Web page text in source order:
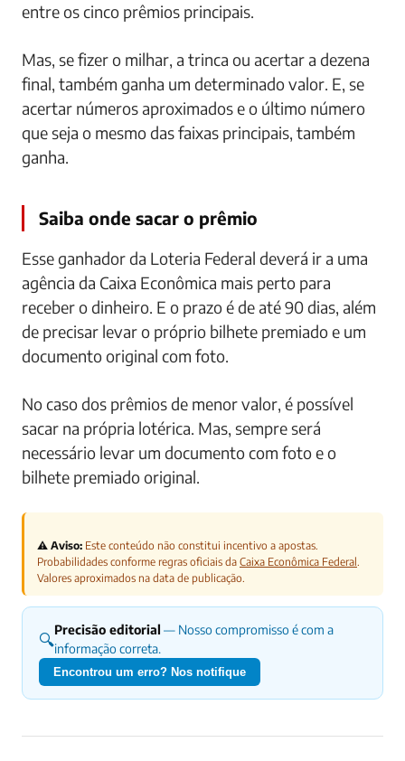
entre os cinco prêmios principais.
Mas, se fizer o milhar, a trinca ou acertar a dezena
final, também ganha um determinado valor. E, se
acertar números aproximados e o último número
que seja o mesmo das faixas principais, também
ganha.
Saiba onde sacar o prêmio
Esse ganhador da Loteria Federal deverá ir a uma
agência da Caixa Econômica mais perto para
receber o dinheiro. E o prazo é de até 90 dias, além
de precisar levar o próprio bilhete premiado e um
documento original com foto.
No caso dos prêmios de menor valor, é possível
sacar na própria lotérica. Mas, sempre será
necessário levar um documento com foto e o
bilhete premiado original.
⚠️ Aviso: Este conteúdo não constitui incentivo a apostas.
Probabilidades conforme regras oficiais da Caixa Econômica Federal.
Valores aproximados na data de publicação.
🔍Precisão editorial — Nosso compromisso é com a
informação correta.
Encontrou um erro? Nos notifique